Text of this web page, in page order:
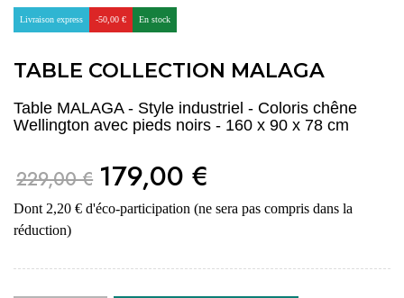
Livraison express -50,00 € En stock
TABLE COLLECTION MALAGA
Table MALAGA - Style industriel - Coloris chêne
Wellington avec pieds noirs - 160 x 90 x 78 cm
229,00 € 179,00 €
Dont 2,20 € d'éco-participation (ne sera pas compris dans la
réduction)